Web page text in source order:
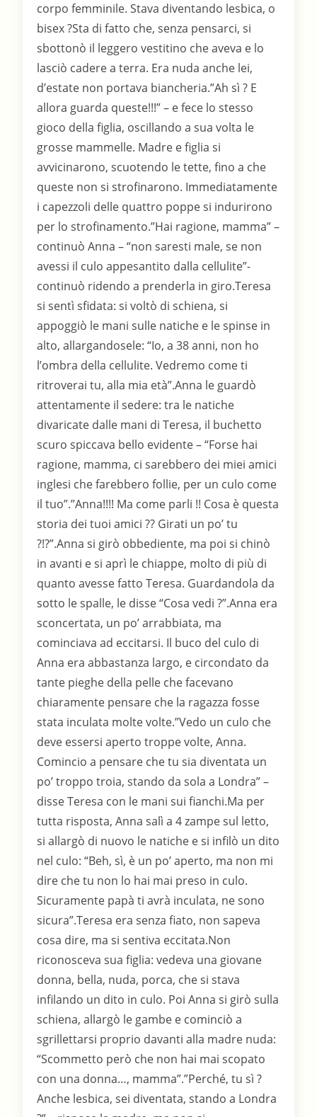
corpo femminile. Stava diventando lesbica, o
bisex ?Sta di fatto che, senza pensarci, si
sbottonò il leggero vestitino che aveva e lo
lasciò cadere a terra. Era nuda anche lei,
d’estate non portava biancheria.”Ah sì ? E
allora guarda queste!!!” – e fece lo stesso
gioco della figlia, oscillando a sua volta le
grosse mammelle. Madre e figlia si
avvicinarono, scuotendo le tette, fino a che
queste non si strofinarono. Immediatamente
i capezzoli delle quattro poppe si indurirono
per lo strofinamento.”Hai ragione, mamma” –
continuò Anna – “non saresti male, se non
avessi il culo appesantito dalla cellulite”-
continuò ridendo a prenderla in giro.Teresa
si sentì sfidata: si voltò di schiena, si
appoggiò le mani sulle natiche e le spinse in
alto, allargandosele: “Io, a 38 anni, non ho
l’ombra della cellulite. Vedremo come ti
ritroverai tu, alla mia età”.Anna le guardò
attentamente il sedere: tra le natiche
divaricate dalle mani di Teresa, il buchetto
scuro spiccava bello evidente – “Forse hai
ragione, mamma, ci sarebbero dei miei amici
inglesi che farebbero follie, per un culo come
il tuo”.”Anna!!!! Ma come parli !! Cosa è questa
storia dei tuoi amici ?? Girati un po’ tu
?!?”.Anna si girò obbediente, ma poi si chinò
in avanti e si aprì le chiappe, molto di più di
quanto avesse fatto Teresa. Guardandola da
sotto le spalle, le disse “Cosa vedi ?”.Anna era
sconcertata, un po’ arrabbiata, ma
cominciava ad eccitarsi. Il buco del culo di
Anna era abbastanza largo, e circondato da
tante pieghe della pelle che facevano
chiaramente pensare che la ragazza fosse
stata inculata molte volte.”Vedo un culo che
deve essersi aperto troppe volte, Anna.
Comincio a pensare che tu sia diventata un
po’ troppo troia, stando da sola a Londra” –
disse Teresa con le mani sui fianchi.Ma per
tutta risposta, Anna salì a 4 zampe sul letto,
si allargò di nuovo le natiche e si infilò un dito
nel culo: “Beh, sì, è un po’ aperto, ma non mi
dire che tu non lo hai mai preso in culo.
Sicuramente papà ti avrà inculata, ne sono
sicura”.Teresa era senza fiato, non sapeva
cosa dire, ma si sentiva eccitata.Non
riconosceva sua figlia: vedeva una giovane
donna, bella, nuda, porca, che si stava
infilando un dito in culo. Poi Anna si girò sulla
schiena, allargò le gambe e cominciò a
sgrillettarsi proprio davanti alla madre nuda:
“Scommetto però che non hai mai scopato
con una donna…, mamma”.”Perché, tu sì ?
Anche lesbica, sei diventata, stando a Londra